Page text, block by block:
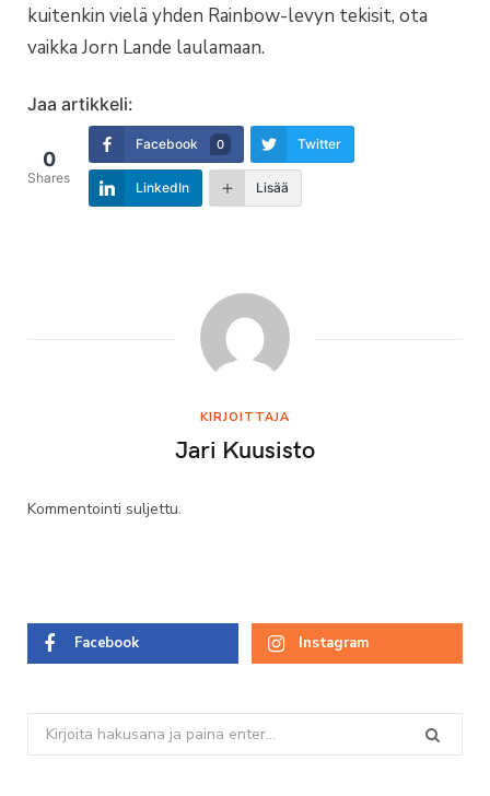
kuitenkin vielä yhden Rainbow-levyn tekisit, ota
vaikka Jorn Lande laulamaan.
Jaa artikkeli:
0
Shares
Facebook 0 Twitter
LinkedIn Lisää
KIRJOITTAJA
Jari Kuusisto
Kommentointi suljettu.
Facebook Instagram
Search
for: